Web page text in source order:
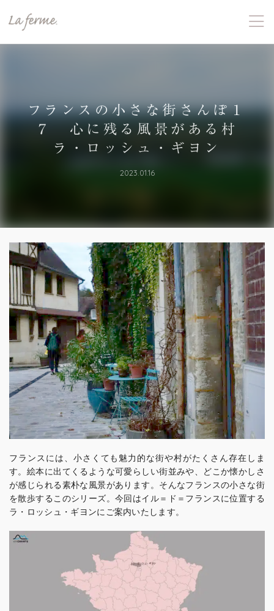
フランスの小さな街さんぽ１
７ 心に残る風景がある村
ラ・ロッシュ・ギヨン
2023.01.16
フランスには、小さくても魅力的な街や村がたくさん存在しま
す。絵本に出てくるような可愛らしい街並みや、どこか懐かしさ
が感じられる素朴な風景があります。そんなフランスの小さな街
を散歩するこのシリーズ。今回はイル＝ド＝フランスに位置する
ラ・ロッシュ・ギヨンにご案内いたします。